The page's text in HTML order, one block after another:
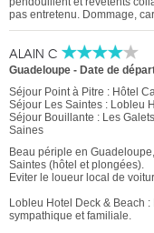
pas entretenu. Dommage,
ALAIN C
Guadeloupe - Date de
Séjour Point à Pitre : Hôtel
Séjour Les Saintes : Lobleu
Séjour Bouillante : Les
Saines
Beau périple en
Saintes (hôtel et plongées).
Eviter le loueur local de
Lobleu Hotel Deck & Beach
sympathique et familiale.